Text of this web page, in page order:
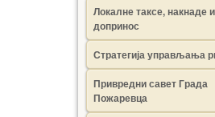
Локалне таксе, накнаде и
допринос
Стратегија управљања
Привредни савет Града
Пожаревца